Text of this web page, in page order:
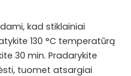
kad stiklainiai
130 °C temperatūrą
30 min. Pradarykite
tuomet atsargiai